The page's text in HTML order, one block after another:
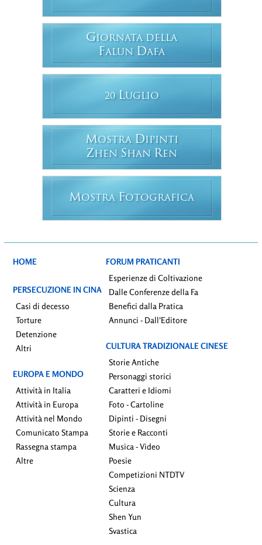
GIORNATA DELLA
FALUN DAFA
20 LUGLIO
MOSTRA DIPINTI
ZHEN SHAN REN
MOSTRA FOTOGRAFICA
HOME
PERSECUZIONE IN CINA
Casi di decesso
Torture
Detenzione
Altri
EUROPA E MONDO
Attività in Italia
Attività in Europa
Attività nel Mondo
Comunicato Stampa
Rassegna stampa
Altre
FORUM PRATICANTI
Esperienze di Coltivazione
Dalle Conferenze della Fa
Benefici dalla Pratica
Annunci - Dall'Editore
CULTURA TRADIZIONALE CINESE
Storie Antiche
Personaggi storici
Caratteri e Idiomi
Foto - Cartoline
Dipinti - Disegni
Storie e Racconti
Musica - Video
Poesie
Competizioni NTDTV
Scienza
Cultura
Shen Yun
Svastica